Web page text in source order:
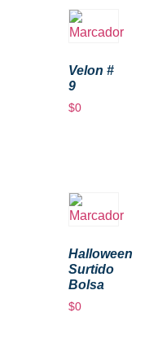
Velon #
9
$0
Halloween
Surtido
Bolsa
$0